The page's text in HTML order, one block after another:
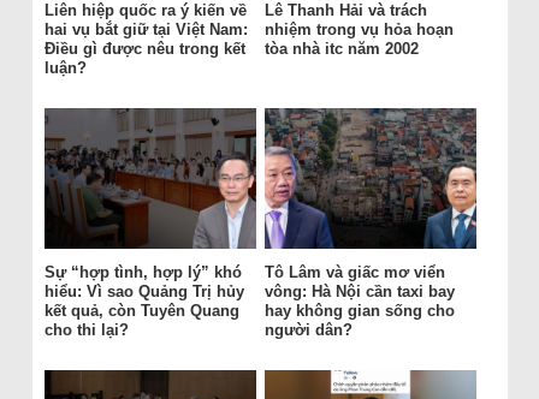
Liên hiệp quốc ra ý kiến về
hai vụ bắt giữ tại Việt Nam:
Điều gì được nêu trong kết
luận?
Lê Thanh Hải và trách
nhiệm trong vụ hỏa hoạn
tòa nhà itc năm 2002
Sự “hợp tình, hợp lý” khó
hiểu: Vì sao Quảng Trị hủy
kết quả, còn Tuyên Quang
cho thi lại?
Tô Lâm và giấc mơ viển
vông: Hà Nội cần taxi bay
hay không gian sống cho
người dân?